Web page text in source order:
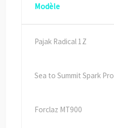
Modèle
Pajak Radical 1Z
Sea to Summit Spark Pro
Forclaz MT900